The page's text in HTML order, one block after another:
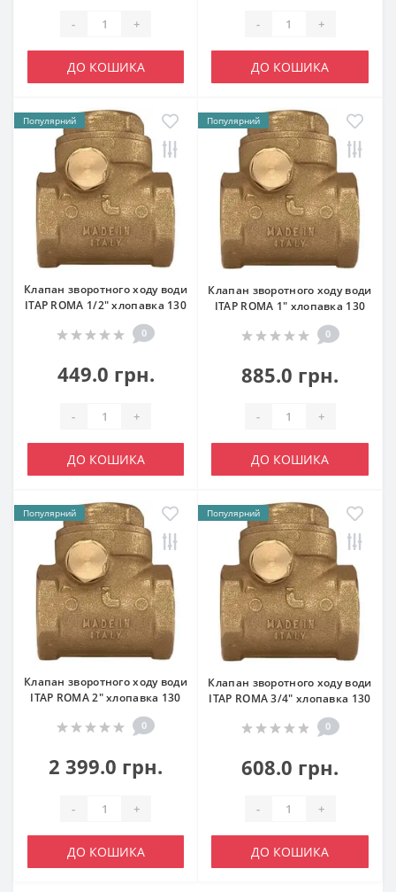
- +
ДО КОШИКА
- +
ДО КОШИКА
Популярний
Клапан зворотного ходу води
ITAP ROMA 1/2″ хлопавка 130
0
449.0 грн.
- +
ДО КОШИКА
Популярний
Клапан зворотного ходу води
ITAP ROMA 1″ хлопавка 130
0
885.0 грн.
- +
ДО КОШИКА
Популярний
Клапан зворотного ходу води
ITAP ROMA 2″ хлопавка 130
0
2 399.0 грн.
- +
ДО КОШИКА
Популярний
Клапан зворотного ходу води
ITAP ROMA 3/4″ хлопавка 130
0
608.0 грн.
- +
ДО КОШИКА